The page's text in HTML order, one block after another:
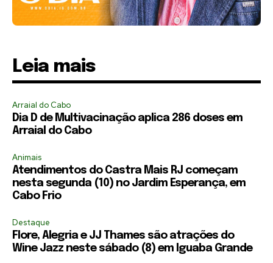
Leia mais
Arraial do Cabo
Dia D de Multivacinação aplica 286 doses em
Arraial do Cabo
Animais
Atendimentos do Castra Mais RJ começam
nesta segunda (10) no Jardim Esperança, em
Cabo Frio
Destaque
Flore, Alegria e JJ Thames são atrações do
Wine Jazz neste sábado (8) em Iguaba Grande